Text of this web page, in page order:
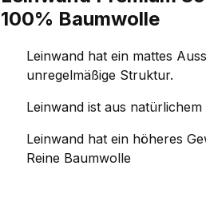
100% Baumwolle
Leinwand hat ein mattes
unregelmäßige Struktur.
Leinwand ist aus natürlichem
Leinwand hat ein höheres
Reine Baumwolle